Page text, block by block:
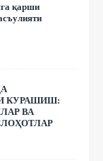
қарши
КУРАШИШ:
ВА